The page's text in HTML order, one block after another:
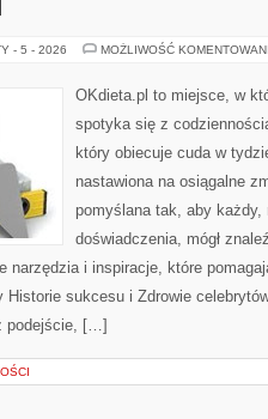
- 5 - 2026 MOŻLIWOŚĆ
OKdieta.pl to miejsce, w
spotyka się z
który obiecuje cuda w
nastawiona na osiągalne
pomyślana tak, aby każdy,
doświadczenia, mógł
narzędzia i inspiracje, które
Historie sukcesu i Zdrowie
podejście, […]